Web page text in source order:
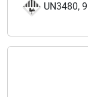
UN3480, 9